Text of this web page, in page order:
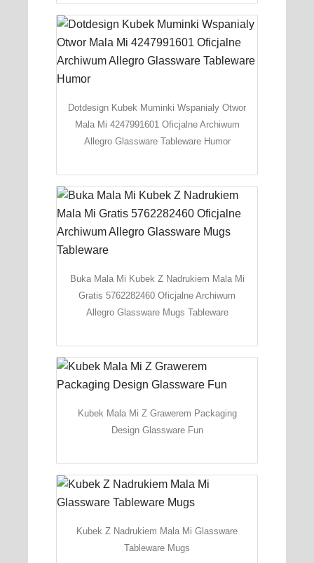
Dotdesign Kubek Muminki Wspanialy Otwor
Mala Mi 4247991601 Oficjalne Archiwum
Allegro Glassware Tableware Humor
Buka Mala Mi Kubek Z Nadrukiem Mala Mi
Gratis 5762282460 Oficjalne Archiwum
Allegro Glassware Mugs Tableware
Kubek Mala Mi Z Grawerem Packaging
Design Glassware Fun
Kubek Z Nadrukiem Mala Mi Glassware
Tableware Mugs